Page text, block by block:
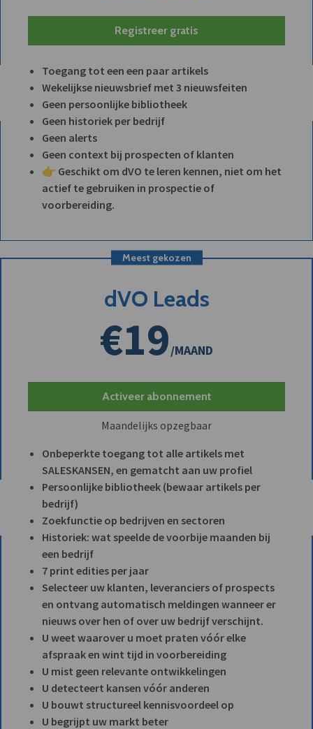
Registreer gratis
Toegang tot een een paar artikels
Wekelijkse nieuwsbrief met 3 nieuwsfeiten
Geen persoonlijke bibliotheek
Geen historiek per bedrijf
Geen alerts
Geen context bij prospecten of klanten
👉 Geschikt om dVO te leren kennen, niet om het
actief te gebruiken in prospectie of
voorbereiding.
Meest gekozen
dVO Leads
€19/MAAND
Activeer abonnement
Maandelijks opzegbaar
Onbeperkte toegang tot alle artikels met
SALESKANSEN, en gematcht aan uw profiel
Persoonlijke bibliotheek (bewaar artikels per
bedrijf)
Zoekfunctie op bedrijven en sectoren
Historiek: wat speelde de voorbije maanden bij
een bedrijf
7 print edities per jaar
Selecteer uw klanten, leveranciers of prospects
en ontvang automatisch meldingen wanneer er
nieuws over hen of over uw bedrijf verschijnt.
U weet waarover u moet praten vóór elke
afspraak en wint tijd in voorbereiding
U mist geen relevante ontwikkelingen
U detecteert kansen vóór anderen
U bouwt structureel kennisvoordeel op
U begrijpt uw markt beter